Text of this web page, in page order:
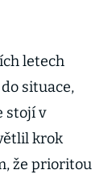
letech
situace,
stojí v
krok
že prioritou